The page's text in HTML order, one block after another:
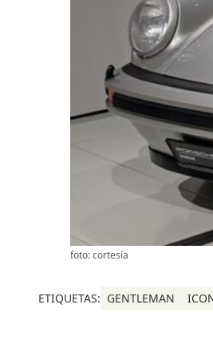
foto: cortesía
ETIQUETAS: GENTLEMAN